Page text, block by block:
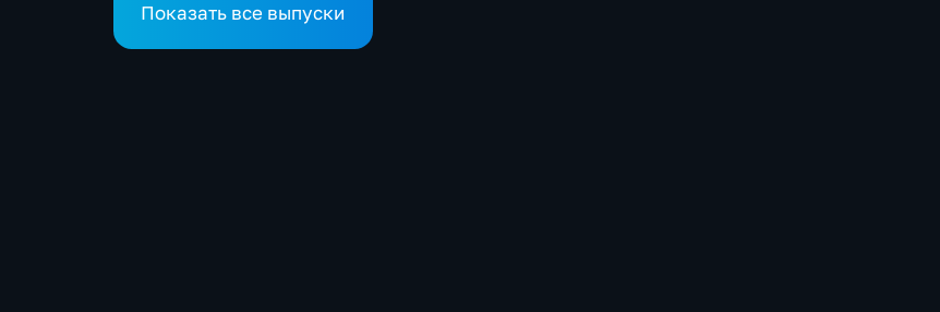
Показать все выпуски